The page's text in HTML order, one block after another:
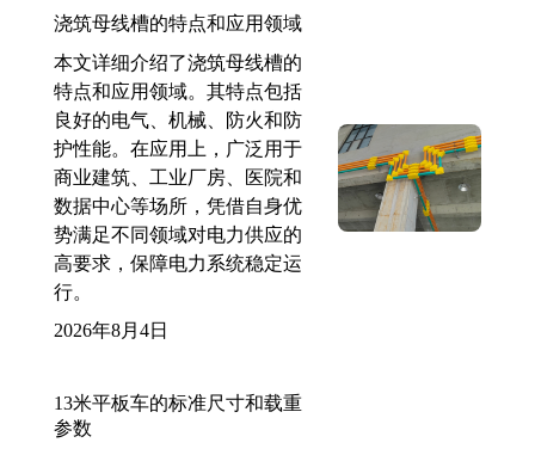
浇筑母线槽的特点和应用领域
本文详细介绍了浇筑母线槽的
特点和应用领域。其特点包括
良好的电气、机械、防火和防
护性能。在应用上，广泛用于
商业建筑、工业厂房、医院和
数据中心等场所，凭借自身优
势满足不同领域对电力供应的
高要求，保障电力系统稳定运
行。
2026年8月4日
13米平板车的标准尺寸和载重
参数